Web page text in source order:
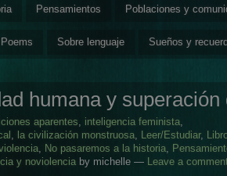
Pensamientos Poblaciones y
Sobre lenguaje Sueños y
humana y
aparentes, inteligencia feminista,
, la civilización monstruosa, Leer/Estudiar,
, No pasaremos a la historia,
y noviolencia by michelle — Leave a